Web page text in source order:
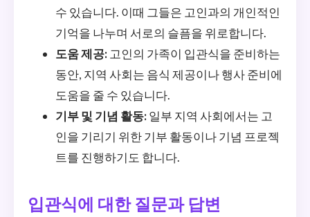
수 있습니다. 이때 그들은 고인과의 개인적인
기억을 나누며 서로의 슬픔을 위로합니다.
도움 제공: 고인의 가족이 입관식을 준비하는
동안, 지역 사회는 음식 제공이나 행사 준비에
도움을 줄 수 있습니다.
기부 및 기념 활동: 일부 지역 사회에서는 고
인을 기리기 위한 기부 활동이나 기념 프로젝
트를 진행하기도 합니다.
입관식에 대한 질문과 답변